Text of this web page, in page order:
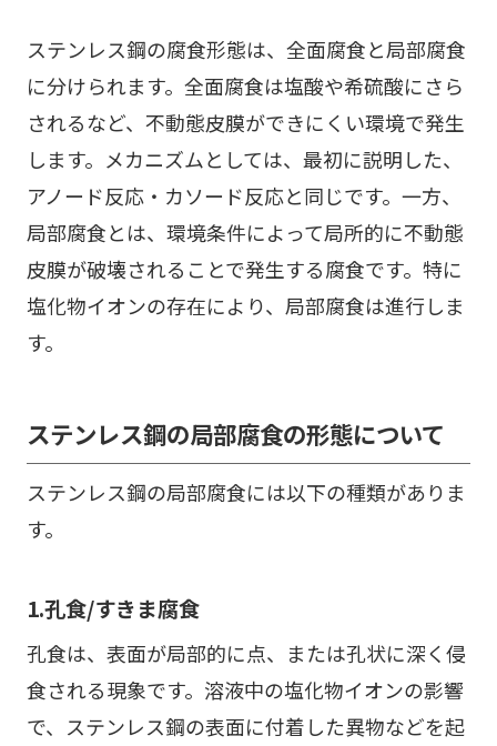
ステンレス鋼の腐食形態は、全面腐食と局部腐食
に分けられます。全面腐食は塩酸や希硫酸にさら
されるなど、不動態皮膜ができにくい環境で発生
します。メカニズムとしては、最初に説明した、
アノード反応・カソード反応と同じです。一方、
局部腐食とは、環境条件によって局所的に不動態
皮膜が破壊されることで発生する腐食です。特に
塩化物イオンの存在により、局部腐食は進行しま
す。
ステンレス鋼の局部腐食の形態について
ステンレス鋼の局部腐食には以下の種類がありま
す。
1.孔食/すきま腐食
孔食は、表面が局部的に点、または孔状に深く侵
食される現象です。溶液中の塩化物イオンの影響
で、ステンレス鋼の表面に付着した異物などを起